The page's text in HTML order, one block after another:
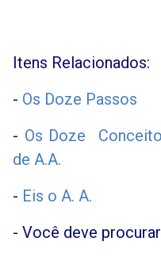
Itens Relacionados:
- Os Doze Passos
- Os Doze
de A.A.
- Eis o A. A.
- Você deve